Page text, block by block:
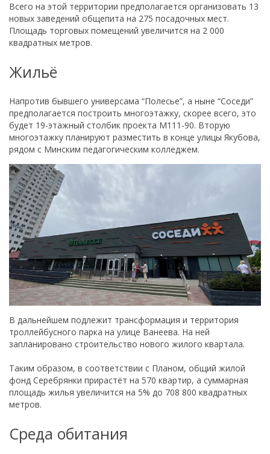
Всего на этой территории предполагается организовать 13
новых заведений общепита на 275 посадочных мест.
Площадь торговых помещений увеличится на 2 000
квадратных метров.
Жильё
Напротив бывшего универсама “Полесье”, а ныне “Соседи”
предполагается построить многоэтажку, скорее всего, это
будет 19-этажный столбик проекта М111-90. Вторую
многоэтажку планируют разместить в конце улицы Якубова,
рядом с Минским педагогическим колледжем.
В дальнейшем подлежит трансформация и территория
троллейбусного парка на улице Ванеева. На ней
запланировано строительство нового жилого квартала.
Таким образом, в соответствии с Планом, общий жилой
фонд Серебрянки прирастёт на 570 квартир, а суммарная
площадь жилья увеличится на 5% до 708 800 квадратных
метров.
Среда обитания